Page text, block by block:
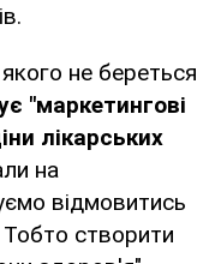
не береться
"маркетингові
лікарських
на
відмовитись
Тобто створити